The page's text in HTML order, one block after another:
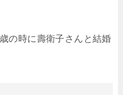
の時に壽衛子さんと結婚